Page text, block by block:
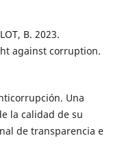
B. 2023.
against corruption.
Una
la calidad de su
de transparencia e